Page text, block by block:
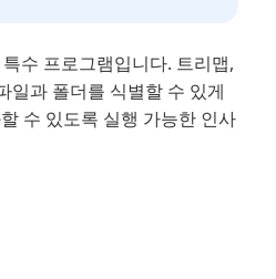
수 프로그램입니다. 트리맵,
일과 폴더를 식별할 수 있게
수 있도록 실행 가능한 인사